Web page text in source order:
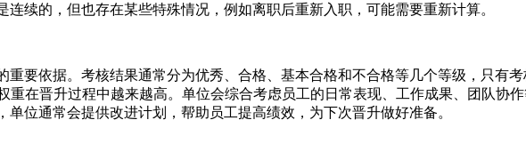
连续的，但也存在某些特殊情况，例如离职后重新入职，可能需要重新计算。
重要依据。考核结果通常分为优秀、合格、基本合格和不合格等几个等级，只有
重在晋升过程中越来越高。单位会综合考虑员工的日常表现、工作成果、团队协作
单位通常会提供改进计划，帮助员工提高绩效，为下次晋升做好准备。